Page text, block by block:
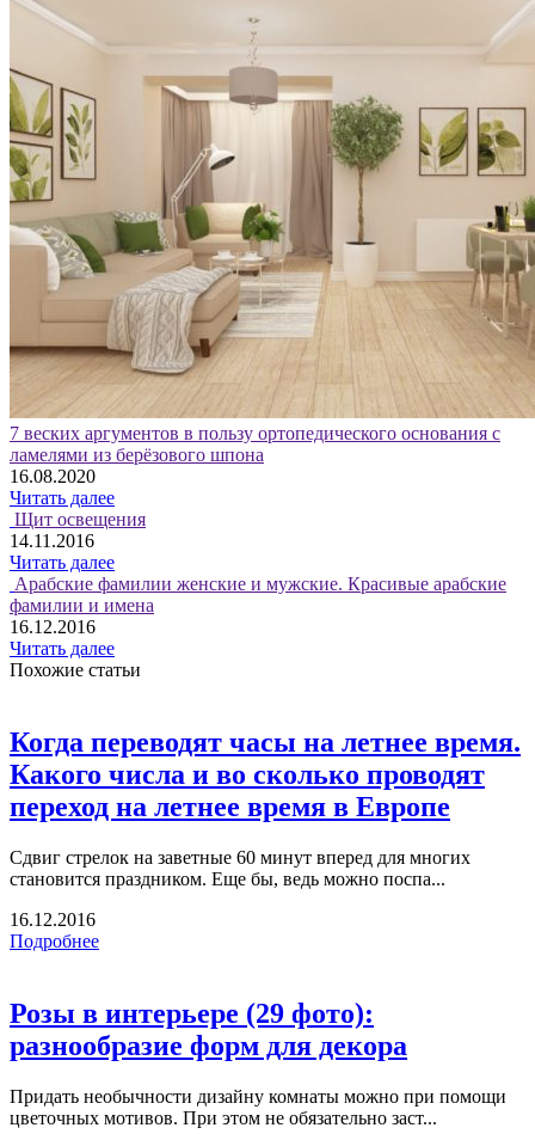
7 веских аргументов в пользу ортопедического основания с
ламелями из берёзового шпона
16.08.2020
Читать далее
Щит освещения
14.11.2016
Читать далее
Арабские фамилии женские и мужские. Красивые арабские
фамилии и имена
16.12.2016
Читать далее
Похожие статьи
Когда переводят часы на летнее время.
Какого числа и во сколько проводят
переход на летнее время в Европе
Сдвиг стрелок на заветные 60 минут вперед для многих
становится праздником. Еще бы, ведь можно поспа...
16.12.2016
Подробнее
Розы в интерьере (29 фото):
разнообразие форм для декора
Придать необычности дизайну комнаты можно при помощи
цветочных мотивов. При этом не обязательно заст...